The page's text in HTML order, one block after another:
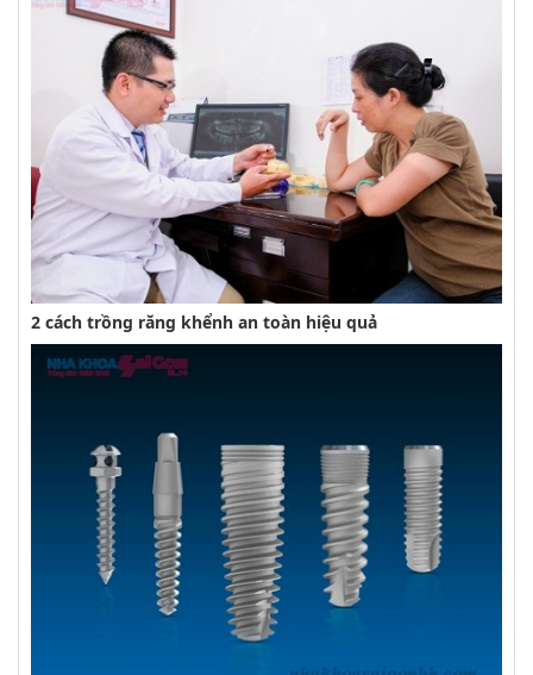
2 cách trồng răng khểnh an toàn hiệu quả